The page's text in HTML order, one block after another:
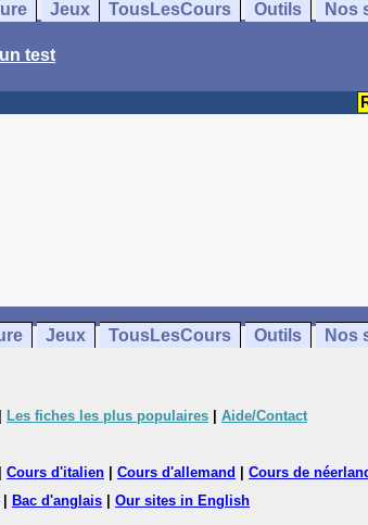
Jeux TousLesCours Outils Nos
test
Jeux TousLesCours Outils Nos
Les fiches les plus populaires Aide/Contact
Cours d'italien Cours d'allemand Cours de
Bac d'anglais Our sites in English